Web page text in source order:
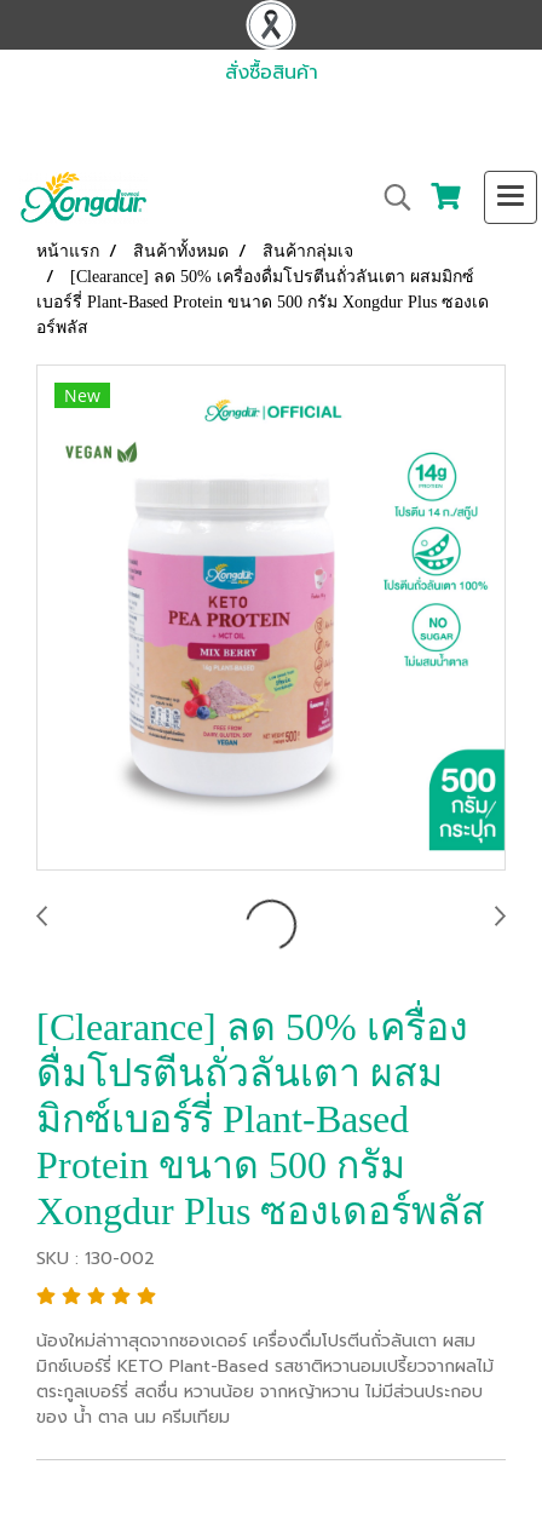
สั่งซื้อสินค้า
หน้าแรก สินค้าทั้งหมด
สินค้ากลุ่มเจ
[Clearance] ลด 50% เครื่องดื่มโปรตีนถั่วลันเตา ผสมมิกซ์
เบอร์รี่ Plant-Based Protein ขนาด 500 กรัม Xongdur Plus ซองเด
อร์พลัส
New
[Clearance] ลด 50% เครื่อง
ดื่มโปรตีนถั่วลันเตา ผสม
มิกซ์เบอร์รี่ Plant-Based
Protein ขนาด 500 กรัม
Xongdur Plus ซองเดอร์พลัส
SKU : 130-002
น้องใหม่ล่าาาสุดจากซองเดอร์ เครื่องดื่มโปรตีนถั่วลันเตา ผสม
มิกซ์เบอร์รี่ KETO Plant-Based รสชาติหวานอมเปรี้ยวจากผลไม้
ตระกูลเบอร์รี่ สดชื่น หวานน้อย จากหญ้าหวาน ไม่มีส่วนประกอบ
ของ น้ํา ตาล นม ครีมเทียม